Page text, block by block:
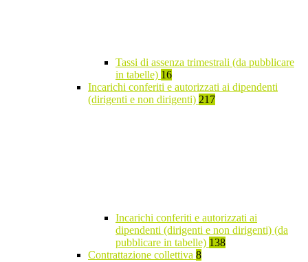
Tassi di assenza trimestrali (da pubblicare
in tabelle) 16
Incarichi conferiti e autorizzati ai dipendenti
(dirigenti e non dirigenti) 217
Incarichi conferiti e autorizzati ai
dipendenti (dirigenti e non dirigenti) (da
pubblicare in tabelle) 138
Contrattazione collettiva 8